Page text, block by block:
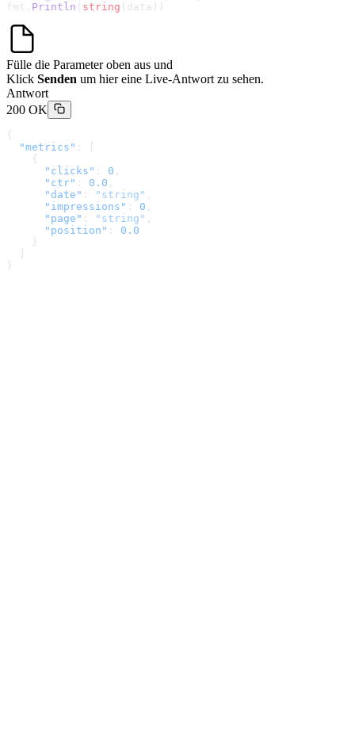
fmt. Println ( string (data))
Fülle die Parameter oben aus und
Klick Senden um hier eine Live-Antwort zu sehen.
Antwort
200 OK
{
  "metrics"
: [
    {
      "clicks"
: 0 ,
      "ctr"
: 0.0 ,
      "date"
: "string" ,
      "impressions"
: 0 ,
      "page"
: "string" ,
      "position"
: 0.0
    }
}